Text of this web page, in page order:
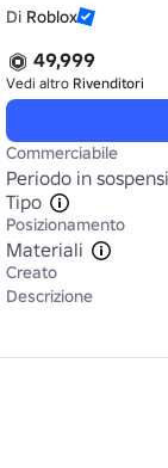
Di Roblox
49,999
Vedi altro Rivenditori
Commerciabile
Periodo in
Tipo
Posizionamento
Materiali
Creato
Descrizione